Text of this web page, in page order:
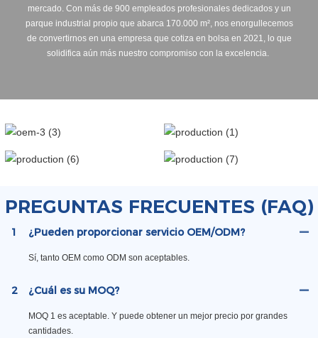
mercado. Con más de 900 empleados profesionales dedicados y un
parque industrial propio que abarca 170.000 m², nos enorgullecemos
de convertirnos en una empresa que cotiza en bolsa en 2021, lo que
solidifica aún más nuestro compromiso con la excelencia.
PREGUNTAS FRECUENTES (FAQ)
1 ¿Pueden proporcionar servicio OEM/ODM?
Sí, tanto OEM como ODM son aceptables.
2 ¿Cuál es su MOQ?
MOQ 1 es aceptable. Y puede obtener un mejor precio por grandes
cantidades.